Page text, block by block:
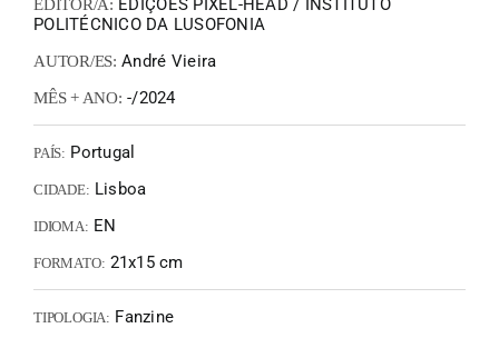
EDITOR/A: EDIÇÕES PIXEL-HEAD / INSTITUTO
POLITÉCNICO DA LUSOFONIA
AUTOR/ES: André Vieira
MÊS + ANO: -/2024
PAÍS: Portugal
CIDADE: Lisboa
IDIOMA: EN
FORMATO: 21x15 cm
TIPOLOGIA: Fanzine